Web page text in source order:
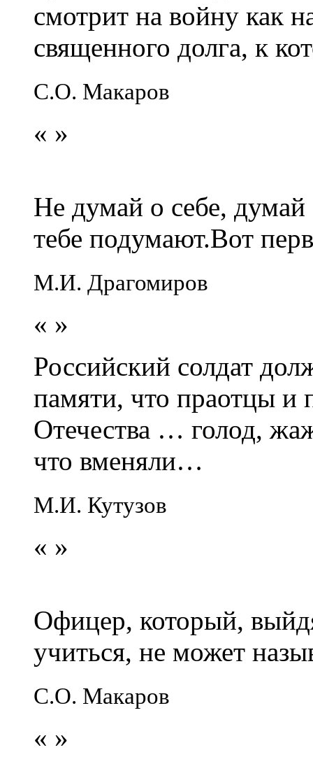
смотрит на войну как
священного долга, к
С.О. Макаров
« »
Не думай о себе,
тебе подумают.Вот
М.И. Драгомиров
« »
Российский солдат
памяти, что праотцы и
Отечества … голод,
что вменяли…
М.И. Кутузов
« »
Офицер, который,
учиться, не может
С.О. Макаров
« »